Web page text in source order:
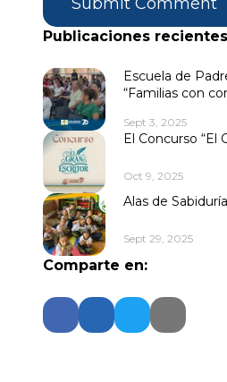
Publicaciones
Escuela de
“Familias con
Sept 3, 2025
El Concurso “El
Oct 9, 2025
Alas de Sabiduría
Sept 29, 2025
Comparte en: